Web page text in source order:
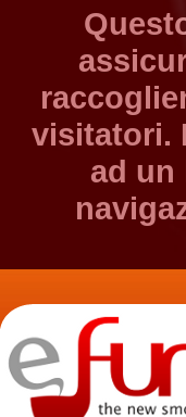
visitatori.
ad un